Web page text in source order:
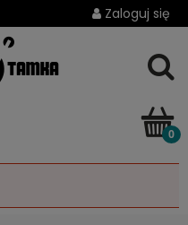
Zaloguj się